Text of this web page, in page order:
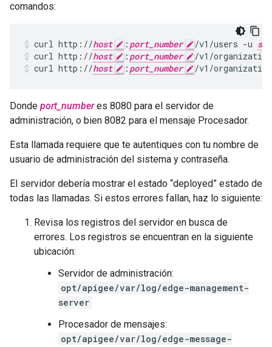
comandos:
curl http://host : port_number /v1/users -u
curl http://host : port_number
/v1/
curl http://host : port_number /v1/
Donde port_numberes 8080 para el servidor de
administración, o bien 8082 para el mensaje Procesador.
Esta llamada requiere que te autentiques con tu nombre de
usuario de administración del sistema y contraseña.
El servidor debería mostrar el estado “deployed” estado de
todas las llamadas. Si estos errores fallan, haz lo siguiente:
Revisa los registros del servidor en busca de
errores. Los registros se encuentran en la siguiente
ubicación:
Servidor de administración:
opt/apigee/var/log/edge-management-
server
Procesador de mensajes:
opt/apigee/var/log/edge-message-